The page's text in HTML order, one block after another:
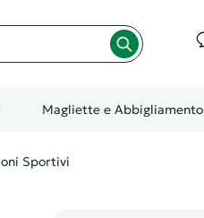
Magliette e Abbigliamento
Sportivi